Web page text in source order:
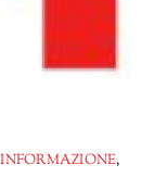
INFORMAZIONE,